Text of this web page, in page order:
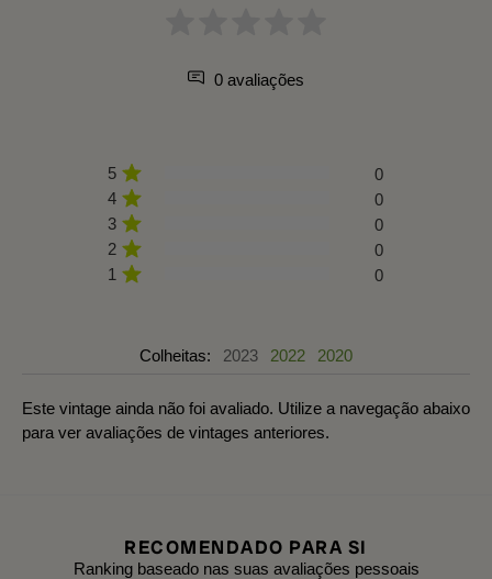
0 avaliações
5
0
4
0
3
0
2
0
1
0
Colheitas: 2023 2022 2020
Este vintage ainda não foi avaliado. Utilize a navegação abaixo
para ver avaliações de vintages anteriores.
RECOMENDADO PARA SI
Ranking baseado nas suas avaliações pessoais